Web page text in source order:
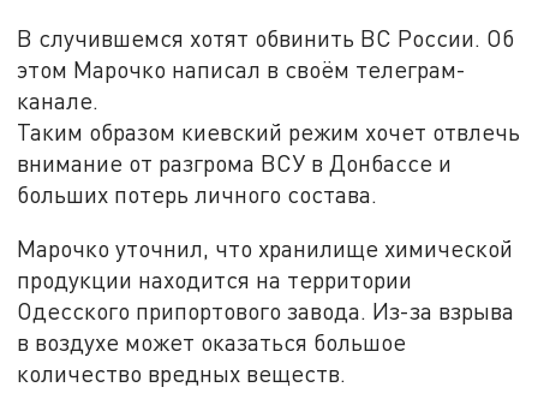
В случившемся хотят обвинить ВС России. Об
этом Марочко написал в своём телеграм-
канале.
Таким образом киевский режим хочет отвлечь
внимание от разгрома ВСУ в Донбассе и
больших потерь личного состава.
Марочко уточнил, что хранилище химической
продукции находится на территории
Одесского припортового завода. Из-за взрыва
в воздухе может оказаться большое
количество вредных веществ.